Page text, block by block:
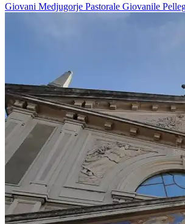
Giovani Medjugorje Pastorale Giovanile